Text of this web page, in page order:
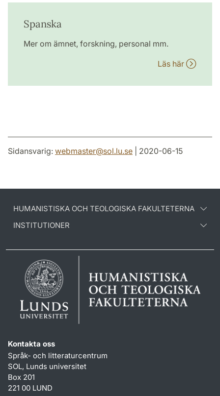
Spanska
Mer om ämnet, forskning, personal mm.
Läs här
Sidansvarig: webmaster@sol.lu.se | 2020-06-15
HUMANISTISKA OCH TEOLOGISKA FAKULTETERNA
INSTITUTIONER
Kontakta oss
Språk- och litteraturcentrum
SOL, Lunds universitet
Box 201
221 00 LUND